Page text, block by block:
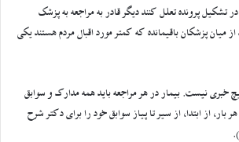
تشکیل پرونده تعلل کنند دیگر قادر به مراجعه به پزشک
میان پزشکان باقیمانده که کمتر مورد اقبال مردم هستند یکی
خبری نیست. بیمار در هر مراجعه باید همه مدارک و سوابق
بار، از ابتدا، از سیر تا پیاز سوابق خود را برای دکتر شرح